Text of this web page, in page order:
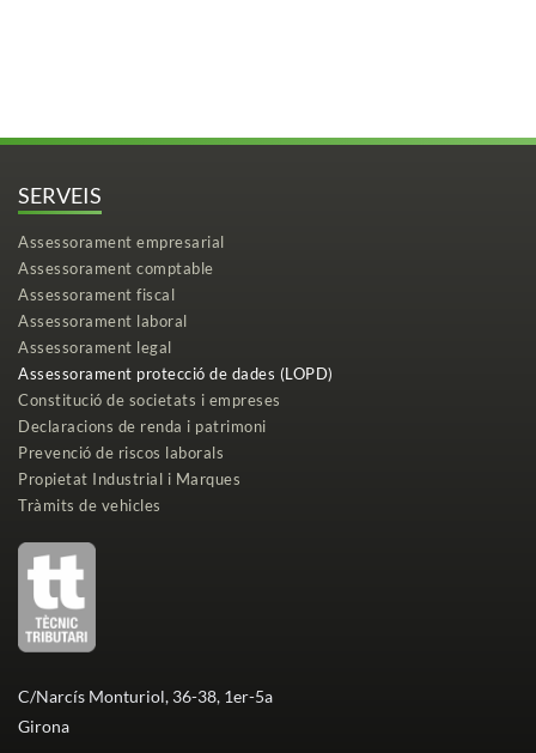
SERVEIS
Assessorament empresarial
Assessorament comptable
Assessorament fiscal
Assessorament laboral
Assessorament legal
Assessorament protecció de dades (LOPD)
Constitució de societats i empreses
Declaracions de renda i patrimoni
Prevenció de riscos laborals
Propietat Industrial i Marques
Tràmits de vehicles
C/Narcís Monturiol, 36-38, 1er-5a
Girona